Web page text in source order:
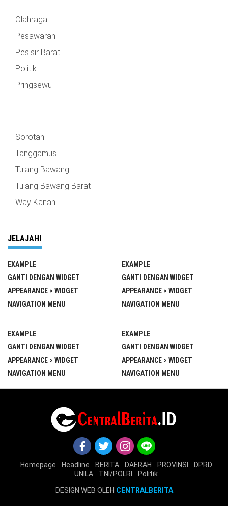
Olahraga
Pesawaran
Pesisir Barat
Politik
Pringsewu
Sorotan
Tanggamus
Tulang Bawang
Tulang Bawang Barat
Way Kanan
JELAJAHI
EXAMPLE
GANTI DENGAN WIDGET
APPEARANCE > WIDGET
NAVIGATION MENU
EXAMPLE
GANTI DENGAN WIDGET
APPEARANCE > WIDGET
NAVIGATION MENU
EXAMPLE
GANTI DENGAN WIDGET
APPEARANCE > WIDGET
NAVIGATION MENU
EXAMPLE
GANTI DENGAN WIDGET
APPEARANCE > WIDGET
NAVIGATION MENU
Homepage Headline BERITA DAERAH PROVINSI
DPRD
UNILA
TNI/POLRI
Politik
DESIGN WEB OLEH CENTRALBERITA